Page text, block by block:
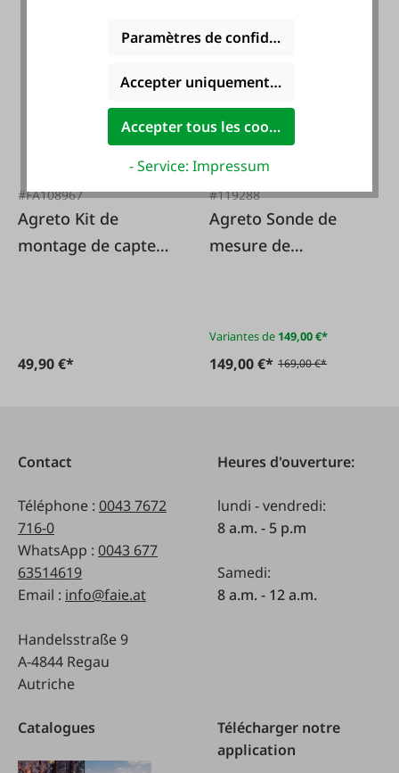
#FA108967
Agreto Kit de
montage de capteur
49,90 €*
#119288
Agreto Sonde de
mesure de
Variantes de 149,00 €*
149,00 €* 169,00 €*
Contact
Téléphone : 0043 7672
716-0
WhatsApp : 0043 677
63514619
Email : info@faie.at
Handelsstraße 9
A-4844 Regau
Autriche
Heures d'ouverture:
lundi - vendredi:
8 a.m. - 5 p.m
Samedi:
8 a.m. - 12 a.m.
Catalogues
Télécharger notre
application
Paramètres de confidentialité
Accepter uniquement les cookies
Accepter tous les cookies
- Service: Impressum